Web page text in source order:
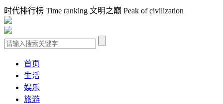
时代排行榜 Time ranking 文明之巅 Peak of civilization
首页
生活
娱乐
旅游